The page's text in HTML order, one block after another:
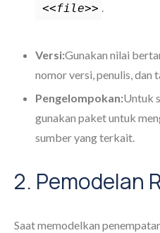
<<file>> .
Versi:Gunakan nilai
nomor versi, penulis, dan
Pengelompokan:Untuk
gunakan paket untuk
sumber yang terkait.
2. Pemodelan
Saat memodelkan